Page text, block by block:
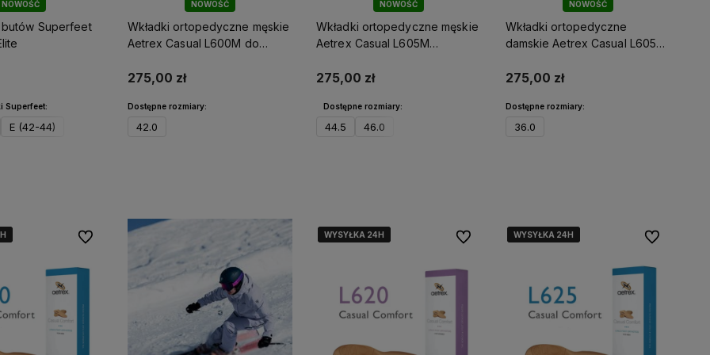
NOWOŚĆ
butów Superfeet
Superfeet:
E (42-44)
NOWOŚĆ
Wkładki ortopedyczne męskie
Aetrex Casual L600M do
275,00 zł
Dostępne rozmiary:
42.0
NOWOŚĆ
Wkładki ortopedyczne męskie
Aetrex Casual L605M
śródstopia
275,00 zł
Dostępne rozmiary:
44.5 46.0
NOWOŚĆ
Wkładki ortopedyczne
damskie Aetrex Casual L605W
śródstopia
275,00 zł
Dostępne rozmiary:
36.0
Do ulubionych WYSYŁKA 24H
WYSYŁKA 24H
WYSYŁKA 24H Do ulubionychWYSYŁKA 24H
WYSYŁKA 24H
WYSYŁKA 24H Do ulubionych